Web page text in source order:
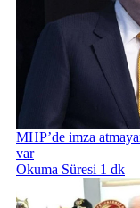
MHP’de imza
var
Okuma Süresi 1 dk